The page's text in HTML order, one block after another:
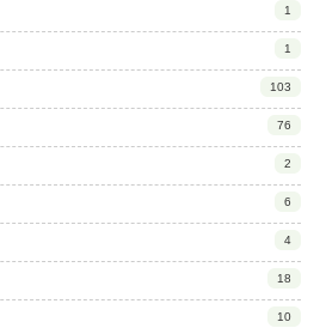
1
1
103
76
2
6
4
18
10